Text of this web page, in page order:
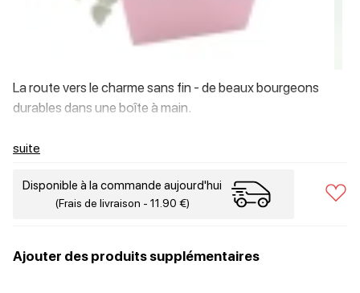
La route vers le charme sans fin - de beaux bourgeons
durables dans une boîte à main.
suite
Disponible à la commande aujourd'hui
(Frais de livraison - 11.90 €)
Ajouter des produits supplémentaires